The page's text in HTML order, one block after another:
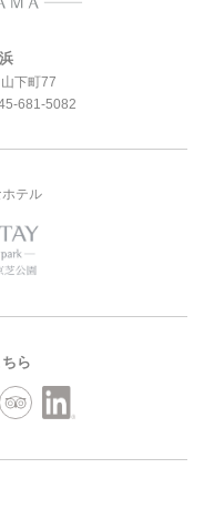
下町77
681-5082
テル
ら